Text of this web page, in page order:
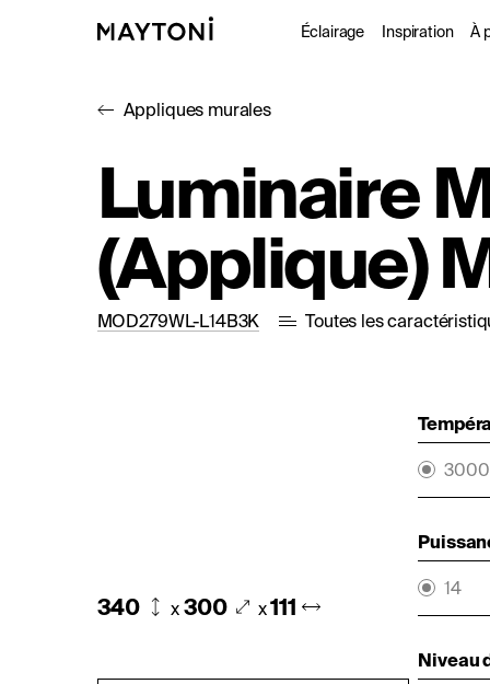
Éclairage
Extérieur
Studio
Inspiration À
Appliques murales
Luminaire
(Applique)
MOD279WL-L14B3K Toutes les
340 x 300 x111
3000
14
Niveau